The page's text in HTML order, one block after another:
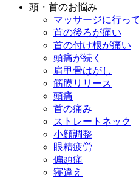
頭・首のお悩み
マッサージに行っ
首の後ろが痛い
首の付け根が痛い
頭痛が続く
肩甲骨はがし
筋膜リリース
頭痛
首の痛み
ストレートネック
小顔調整
眼精疲労
偏頭痛
寝違え